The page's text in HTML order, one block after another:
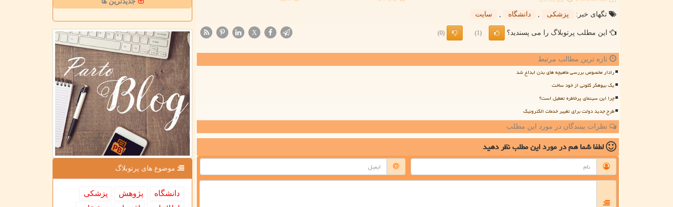
تگهای خبر: پزشكی , دانشگاه , سایت
این مطلب پرتوبلاگ را می پسندید؟ (1)
(0)
X
تازه ترین مطالب مرتبط
رادار مخصوص بررسی ماهیچه های بدن ابداع شد
یک بیوهکر کلونی از خود ساخت
چرا این سینمای پرخاطره تعطیل است؟
طرح جدید دولت برای تغییر خدمات الکترونیک
نظرات بینندگان در مورد این مطلب
لطفا شما همدر مورد این مطلبنظر دهید
موضوع های پرتوبلاگ
دانشگاه پژوهش
پزشكی